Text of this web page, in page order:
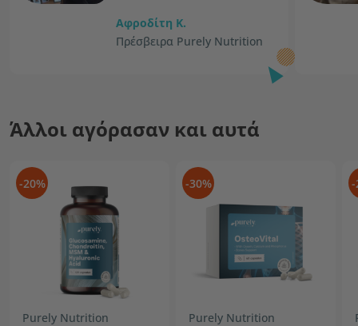
Αφροδίτη K.
Πρέσβειρα Purely Nutrition
Άλλοι αγόρασαν και αυτά
-20%
Purely Nutrition
-30%
Purely Nutrition
-